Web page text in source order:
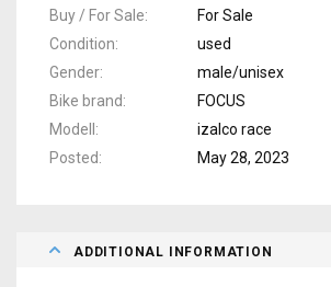
Buy / For Sale
For Sale
Condition
used
Gender
male/unisex
Bike brand
FOCUS
Modell
izalco race
Posted
May 28, 2023
ADDITIONAL INFORMATION